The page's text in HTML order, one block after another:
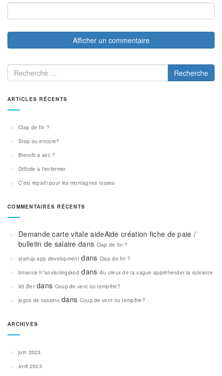
Recherche
ARTICLES RÉCENTS
Clap de fin ?
Stop ou encore?
Bientôt à sec ?
Difficile à l’enfermer
C’est reparti pour les montagnes russes
COMMENTAIRES RÉCENTS
Demande carte vitale aideAide création fiche de paie /
bulletin de salaire dans Clap de fin ?
startup app developmentdans Clap de fin ?
binance h"anvisningskod dans Au creux de la vague appréhender la suivante
95 Betdans Coup de vent ou tempête?
jogos de cassino dans Coup de vent ou tempête?
ARCHIVES
juin 2023
avril 2023